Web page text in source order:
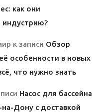
как они
к записи Обзор
особенности в новых
что нужно знать
Насос для бассейна
на-Дону с доставкой